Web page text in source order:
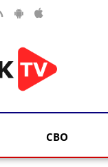
СВО